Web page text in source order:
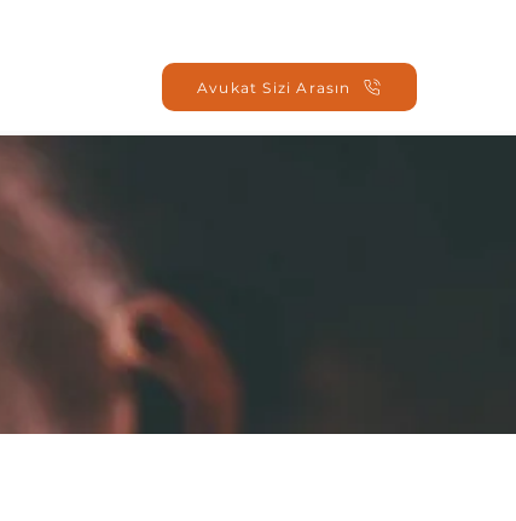
Avukat Sizi Arasın